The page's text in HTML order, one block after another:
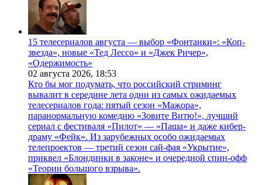
15 телесериалов августа — выбор «Фонтанки»: «Коп-
звезда», новые «Тед Лессо» и «Джек Ричер»,
«Одержимость»
02 августа 2026, 18:53
Кто бы мог подумать, что российский стриминг
вывалит в середине лета одни из самых ожидаемых
телесериалов года: пятый сезон «Мажора»,
паранормальную комедию «Зовите Витю!», лучший
сериал с фестиваля «Пилот» — «Паша» и даже кибер-
драму «Фейк». Из зарубежных особо ожидаемых
телепроектов — третий сезон сай-фая «Укрытие»,
приквел «Блондинки в законе» и очередной спин-офф
«Теории большого взрыва».